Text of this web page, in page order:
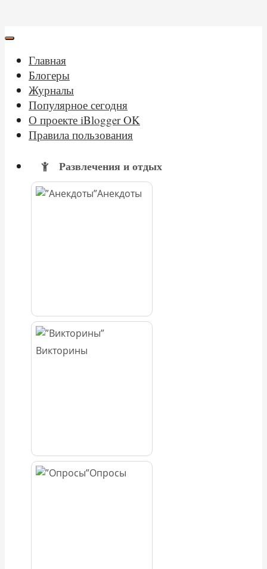
Главная
Блогеры
Журналы
Популярное сегодня
О проекте iBlogger OK
Правила пользования
Развлечения и отдых
Анекдоты
Викторины
Опросы